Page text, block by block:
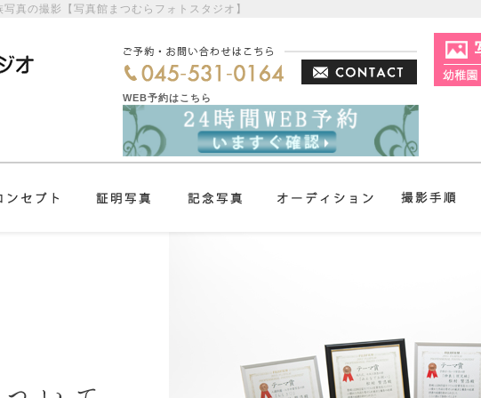
真の撮影【写真館まつむらフォトスタジオ】
WEB予約はこちら